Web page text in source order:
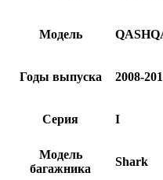
Модель
Годы выпуска 2008-
Серия I
Модель
багажника
Shark